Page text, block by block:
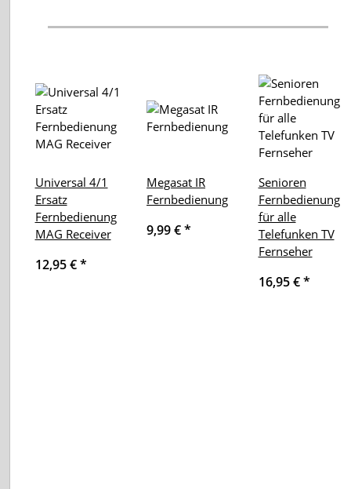
Universal 4/1
Ersatz
Fernbedienung
MAG Receiver
12,95 €*
Megasat IR
Fernbedienung
9,99 €*
Senioren
Fernbedienung
für alle
Telefunken TV
Fernseher
16,95 €*